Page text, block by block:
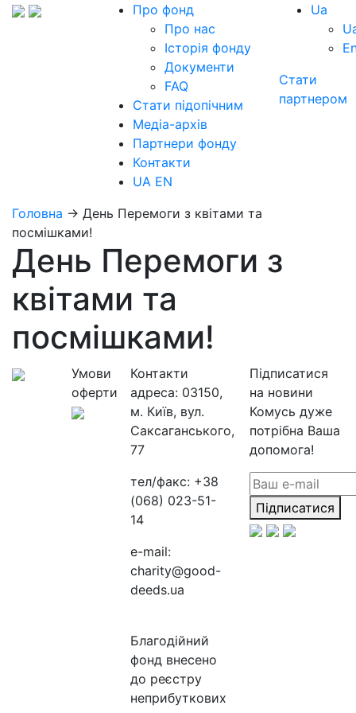
Про фонд
Про нас
Історія фонду
Документи
FAQ
Стати підопічним
Медіа-архів
Партнери фонду
Контакти
UA EN
Ua
Стати
партнером
Головна → День Перемоги з квітами та
посмішками!
День Перемоги з
квітами та
посмішками!
Умови
оферти
Контакти
адреса: 03150,
м. Київ, вул.
Саксаганського,
77
тел/факс: +38
(068) 023-51-
14
e-mail:
charity@good-
deeds.ua
Благодійний
фонд внесено
до реєстру
неприбуткових
Підписатися
на новини
Комусь дуже
потрібна Ваша
допомога!
Підписатися